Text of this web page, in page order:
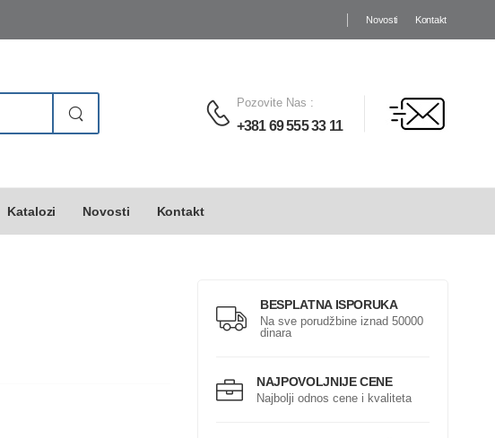
Novosti Kontakt
Pozovite Nas :
+381 69 555 33 11
Katalozi Novosti Kontakt
BESPLATNA ISPORUKA
Na sve porudžbine iznad 50000
dinara
NAJPOVOLJNIJE CENE
Najbolji odnos cene i kvaliteta